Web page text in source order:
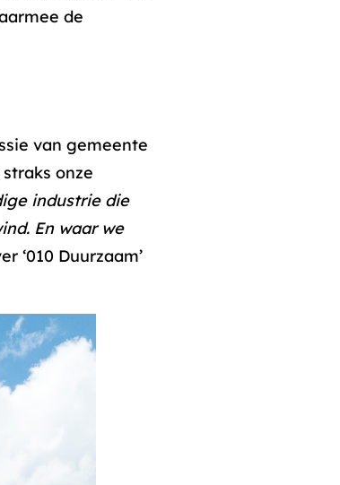
de
van gemeente
onze
industrie die
En waar we
‘010 Duurzaam’